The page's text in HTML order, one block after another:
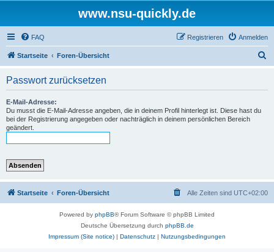
www.nsu-quickly.de
FAQ Anmelden
Registrieren
Startseite Foren-Übersicht
Passwort zurücksetzen
E-Mail-Adresse:
Du musst die E-Mail-Adresse angeben, die in deinem Profil hinterlegt ist. Diese hast du
bei der Registrierung angegeben oder nachträglich in deinem persönlichen Bereich
geändert.
Startseite Foren-Übersicht Alle Zeiten sind UTC+02:00
Powered by phpBB® Forum Software © phpBB Limited
Deutsche Übersetzung durch phpBB.de
Impressum (Site notice) | Datenschutz | Nutzungsbedingungen